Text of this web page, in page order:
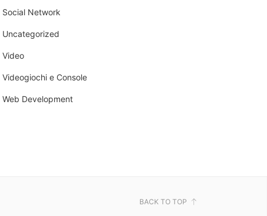
Social Network
Uncategorized
Video
Videogiochi e Console
Web Development
BACK TO TOP